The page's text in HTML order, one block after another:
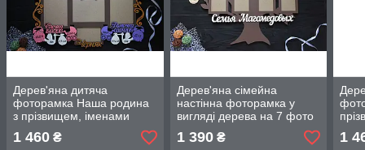
Дерев'яна дитяча
фоторамка Наша родина
з прізвищем, іменами
батьків і метрикою дітей,
рамка на 7 фото
1 460 ₴
Дерев'яна сімейна
настінна фоторамка у
вигляді дерева на 7 фото
з прізвищем
1 390₴ 1